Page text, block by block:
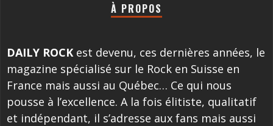
À PROPOS
DAILY ROCK est devenu, ces dernières années, le
magazine spécialisé sur le Rock en Suisse en
France mais aussi au Québec… Ce qui nous
pousse à l’excellence. A la fois élitiste, qualitatif
et indépendant, il s’adresse aux fans mais aussi